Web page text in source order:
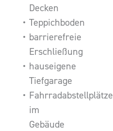
Decken
Teppichboden
barrierefreie
Erschließung
hauseigene
Tiefgarage
Fahrradabstellplätze
im
Gebäude